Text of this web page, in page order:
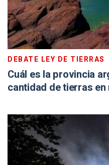
DEBATE LEY DE TIERRAS
Cuál es la provincia
cantidad de tierras